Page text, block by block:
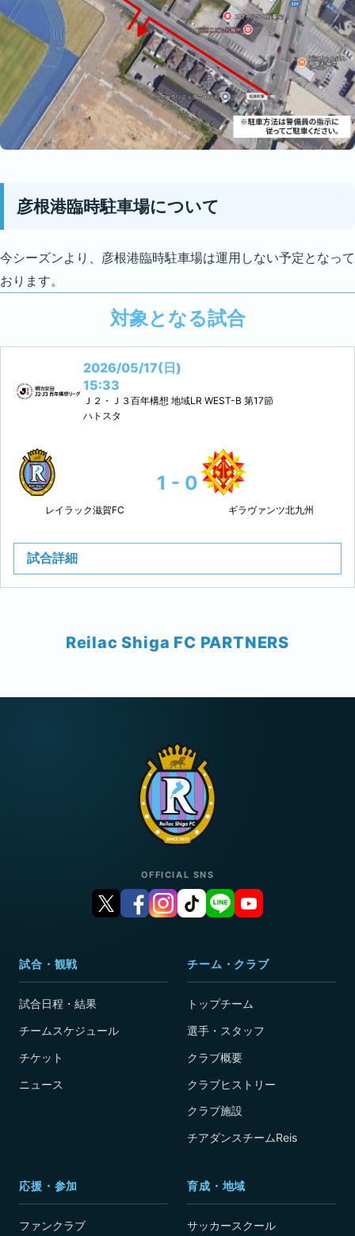
彦根港臨時駐車場について
今シーズンより、彦根港臨時駐車場は運用しない予定となって
おります。
対象となる試合
2026/05/17(日)
15:33
Ｊ２・Ｊ３百年構想 地域LR WEST-B 第17節
ハトスタ
レイラック滋賀FC
1 - 0
ギラヴァンツ北九州
試合詳細
Reilac Shiga FC PARTNERS
OFFICIAL SNS
試合・観戦
試合日程・結果
チームスケジュール
チケット
ニュース
チーム・クラブ
トップチーム
選手・スタッフ
クラブ概要
クラブヒストリー
クラブ施設
チアダンスチームReis
応援・参加
ファンクラブ
育成・地域
サッカースクール